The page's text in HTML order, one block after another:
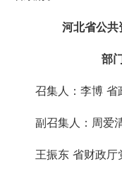
河北省公共
部
召集人：李博 省
副召集人：周爱清
王振东 省财政厅